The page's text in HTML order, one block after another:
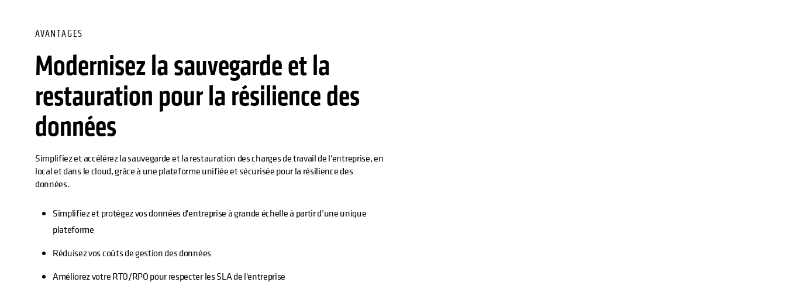
AVANTAGES
Modernisez la sauvegarde et la
restauration pour la résilience des
données
Simplifiez et accélérez la sauvegarde et la restauration des charges de travail de l'entreprise, en
local et dans le cloud, grâce à une plateforme unifiée et sécurisée pour la résilience des
données.
Simplifiez et protégez vos données d'entreprise à grande échelle à partir d’une unique
plateforme
Réduisez vos coûts de gestion des données
Améliorez votre RTO/RPO pour respecter les SLA de l'entreprise